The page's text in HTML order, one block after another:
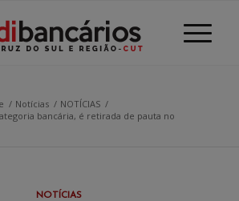
/ Notícias / NOTÍCIAS /
bancária, é retirada de pauta no
NOTÍCIAS